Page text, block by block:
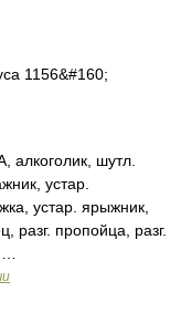
1156&#160;
шутл.
устар.
устар. ярыжник,
разг. пропойца, разг.